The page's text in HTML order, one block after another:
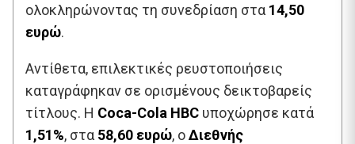
ολοκληρώνοντας τη συνεδρίαση στα 14,50
ευρώ.
Αντίθετα, επιλεκτικές ρευστοποιήσεις
καταγράφηκαν σε ορισμένους δεικτοβαρείς
τίτλους. Η Coca-Cola HBC υποχώρησε κατά
1,51%, στα 58,60 ευρώ, οΔιεθνής